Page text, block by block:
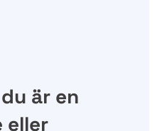
är en
eller